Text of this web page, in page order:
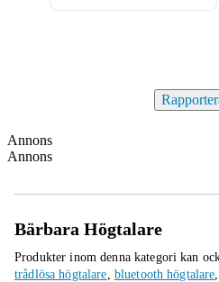
Annons
Annons
Bärbara Högtalare
Produkter inom denna kategori kan
trådlösa högtalare, bluetooth högtalare,